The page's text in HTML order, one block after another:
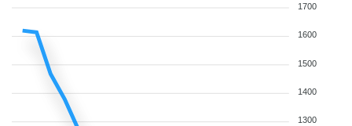
1700
1600
1500
1400
1300